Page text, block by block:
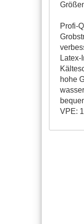
Profi-
hohe
VPE: